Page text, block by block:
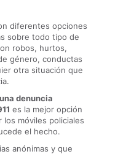
diferentes opciones
sobre todo tipo de
robos, hurtos,
género, conductas
otra situación que
denuncia
es la mejor opción
móviles policiales
el hecho.
anónimas y que